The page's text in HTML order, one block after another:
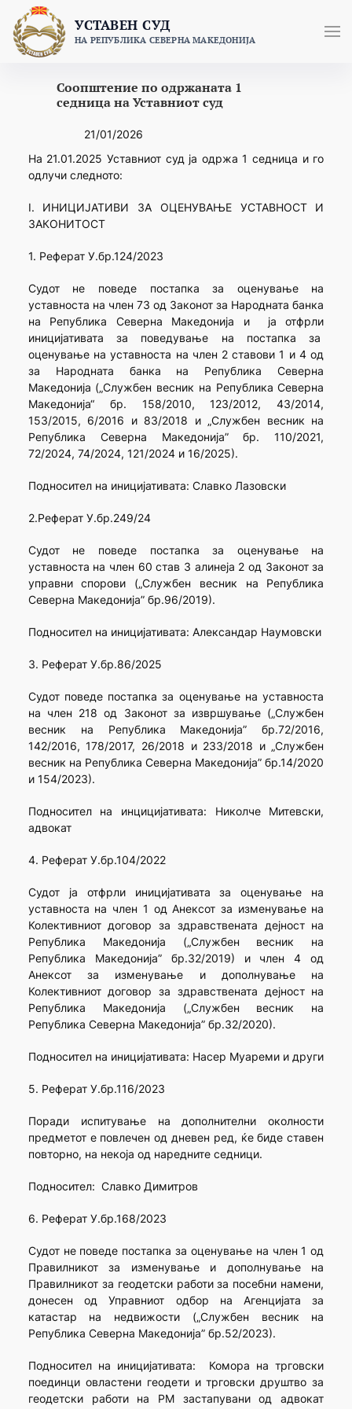
content
УСТАВЕН СУД
НА РЕПУБЛИКА СЕВЕРНА МАКЕДОНИЈА
Соопштение по одржаната 1
седница на Уставниот суд
21/01/2026
На 21.01.2025 Уставниот суд ја одржа 1 седница и го
одлучи следното:
I. ИНИЦИЈАТИВИ ЗА ОЦЕНУВАЊЕ УСТАВНОСТ И
ЗАКОНИТОСТ
1. Реферат У.бр.124/2023
Судот не поведе постапка за оценување на
уставноста на член 73 од Законот за Народната банка
на Република Северна Македонија и ја отфрли
иницијативата за поведување на постапка за
оценување на уставноста на член 2 ставови 1 и 4 од
за Народната банка на Република Северна
Македонија („Службен весник на Република Северна
Македонија“ бр. 158/2010, 123/2012, 43/2014,
153/2015, 6/2016 и 83/2018 и „Службен весник на
Република Северна Македонија” бр. 110/2021,
72/2024, 74/2024, 121/2024 и 16/2025).
Подносител на иницијативата: Славко Лазовски
2.Реферат У.бр.249/24
Судот не поведе постапка за оценување на
уставноста на член 60 став 3 алинеја 2 од Законот за
управни спорови („Службен весник на Република
Северна Македонија” бр.96/2019).
Подносител на иницијативата: Александар Наумовски
3. Реферат У.бр.86/2025
Судот поведе постапка за оценување на уставноста
на член 218 од Законот за извршување („Службен
весник на Република Македонија” бр.72/2016,
142/2016, 178/2017, 26/2018 и 233/2018 и „Службен
весник на Република Северна Македонија” бр.14/2020
и 154/2023).
Подносител на инцицијативата: Николче Митевски,
адвокат
4. Реферат У.бр.104/2022
Судот ја отфрли иницијативата за оценување на
уставноста на член 1 од Анексот за изменување на
Колективниот договор за здравствената дејност на
Република Македонија („Службен весник на
Република Македонија” бр.32/2019) и член 4 од
Анексот за изменување и дополнување на
Колективниот договор за здравствената дејност на
Република Македонија („Службен весник на
Република Северна Македонија” бр.32/2020).
Подносител на иницијативата: Насер Муареми и други
5. Реферат У.бр.116/2023
Поради испитување на дополнителни околности
предметот е повлечен од дневен ред, ќе биде ставен
повторно, на некоја од наредните седници.
Подносител: Славко Димитров
6. Реферат У.бр.168/2023
Судот не поведе постапка за оценување на член 1 од
Правилникот за изменување и дополнување на
Правилникот за геодетски работи за посебни намени,
донесен од Управниот одбор на Агенцијата за
катастар на недвижости („Службен весник на
Република Северна Македонија” бр.52/2023).
Подносител на иницијативата: Комора на трговски
поединци овластени геодети и трговски друштво за
геодетски работи на РМ застапувани од адвокат